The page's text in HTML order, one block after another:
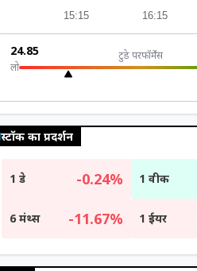
15:15 16:15
लो
₹24.85
टुडे परफॉर्मेंस
स्टॉक का प्रदर्शन
1 डे -0.24% 1 वीक
6 मंथ्स -11.67% 1 ईयर